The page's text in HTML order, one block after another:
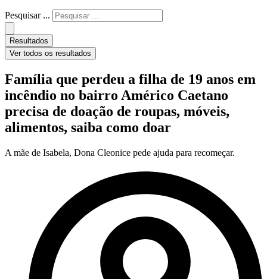
Pesquisar ...
Resultados
Ver todos os resultados
Família que perdeu a filha de 19 anos em
incêndio no bairro Américo Caetano
precisa de doação de roupas, móveis,
alimentos, saiba como doar
A mãe de Isabela, Dona Cleonice pede ajuda para recomeçar.